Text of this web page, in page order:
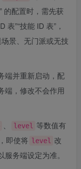
的配置时，需先获
表”“技能 ID 表”，
景、无门派或无技
端并重新启动，配
端，修改不会作用
level
等数值有
即使将 level
改
务端设定为准。